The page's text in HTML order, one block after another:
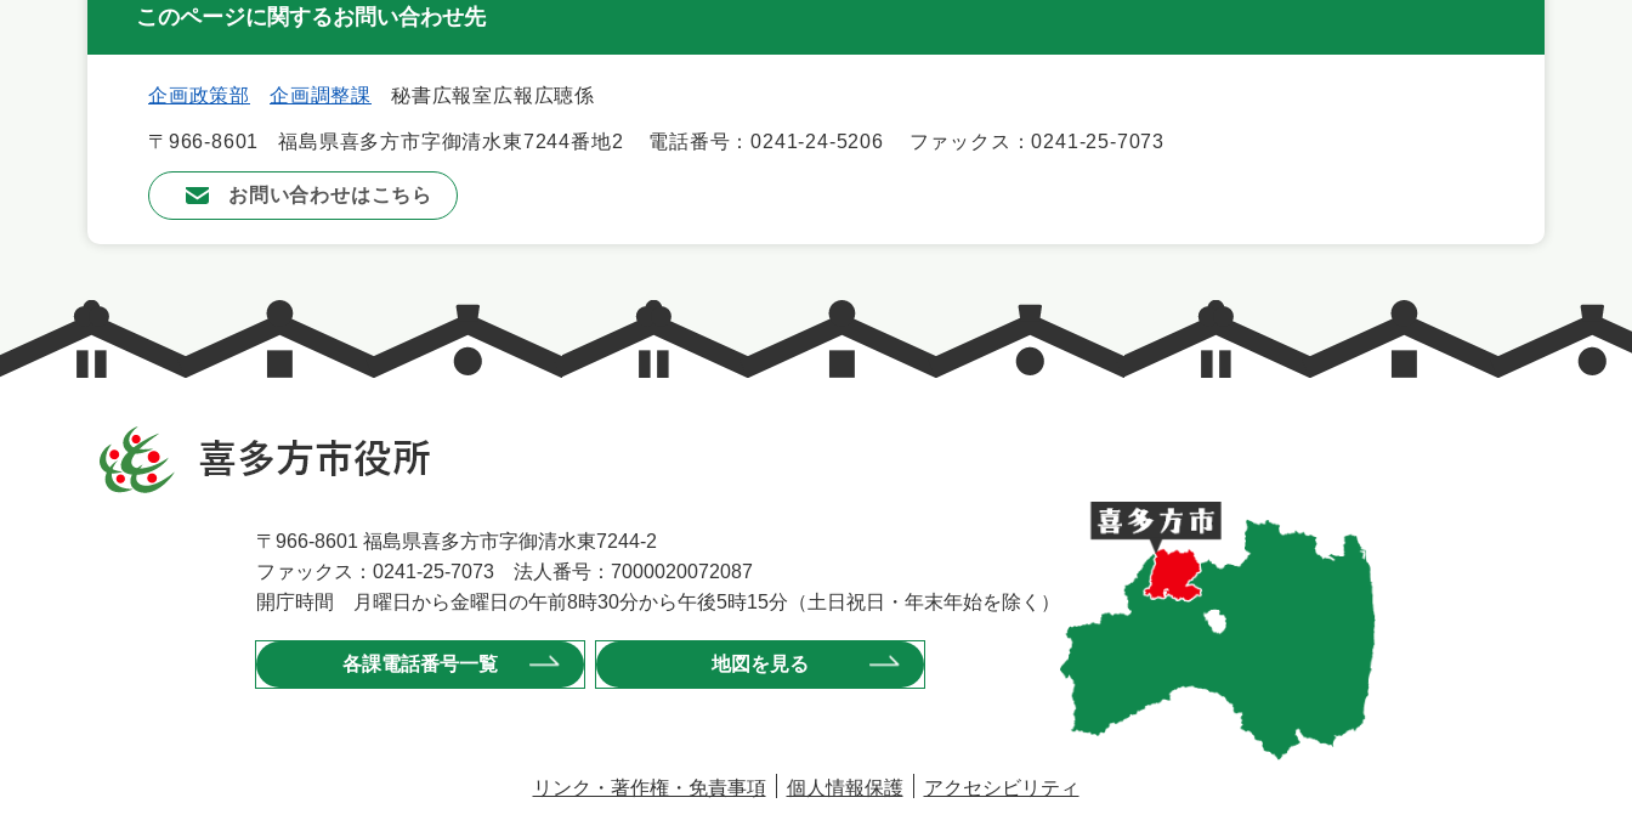
このページに関するお問い合わせ先
企画政策部 企画調整課 秘書広報室広報広聴係
〒966-8601 福島県喜多方市字御清水東7244番地2 電話番号：0241-24-5206 ファックス：0241-25-7073
お問い合わせはこちら
〒966-8601 福島県喜多方市字御清水東7244-2
ファックス：0241-25-7073 法人番号：7000020072087
開庁時間 月曜日から金曜日の午前8時30分から午後5時15分（土日祝日・年末年始を除く）
各課電話番号一覧 地図を見る
リンク・著作権・免責事項 個人情報保護 アクセシビリティ